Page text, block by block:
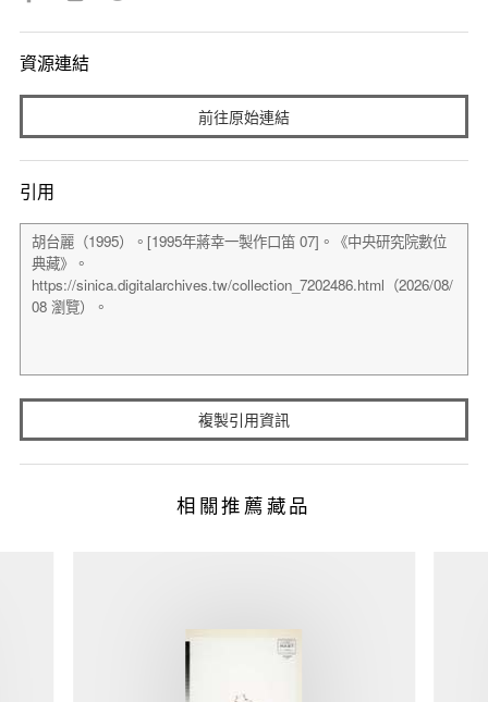
資源連結
前往原始連結
引用
複製引用資訊
相關推薦藏品